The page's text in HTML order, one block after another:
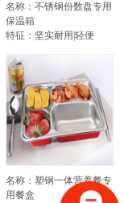
名称：不锈钢份数盘专用
保温箱
特征：坚实耐用|轻便
名称：塑钢一体营养餐专
用餐盒